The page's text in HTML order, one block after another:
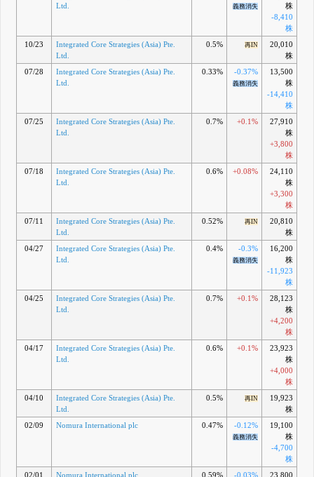
Ltd.
義務消失
株
-8,410
株
10/23
Integrated Core Strategies (Asia) Pte.
Ltd.
0.5% 再IN
20,010
株
07/28
Integrated Core Strategies (Asia) Pte.
Ltd.
0.33% -0.37%
義務消失
13,500
株
-14,410
株
07/25
Integrated Core Strategies (Asia) Pte.
Ltd.
0.7% +0.1%
27,910
株
+3,800
株
07/18
Integrated Core Strategies (Asia) Pte.
Ltd.
0.6% +0.08%
24,110
株
+3,300
株
07/11
Integrated Core Strategies (Asia) Pte.
Ltd.
0.52% 再IN
20,810
株
04/27
Integrated Core Strategies (Asia) Pte.
Ltd.
0.4% -0.3%
義務消失
16,200
株
-11,923
株
04/25
Integrated Core Strategies (Asia) Pte.
Ltd.
0.7% +0.1%
28,123
株
+4,200
株
04/17
Integrated Core Strategies (Asia) Pte.
Ltd.
0.6% +0.1%
23,923
株
+4,000
株
04/10
Integrated Core Strategies (Asia) Pte.
Ltd.
0.5% 再IN
19,923
株
02/09
Nomura International plc 0.47% -0.12%
義務消失
19,100
株
-4,700
株
02/01
Nomura International plc 0.59% -0.03%
23,800